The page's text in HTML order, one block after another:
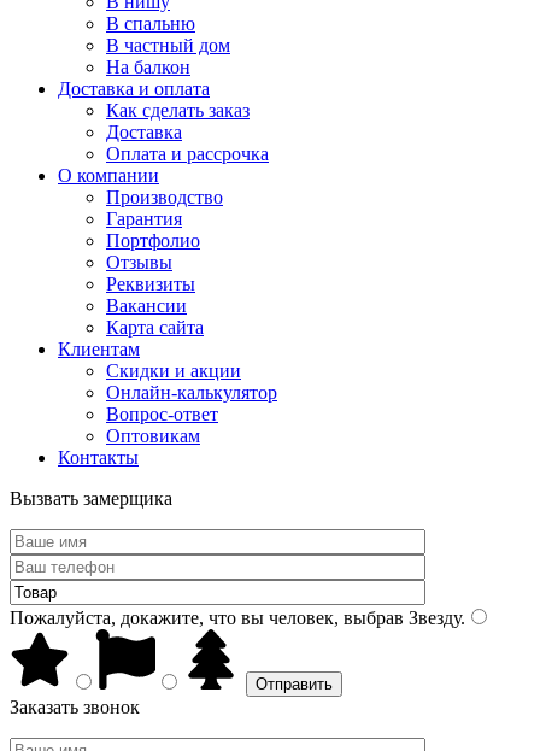
В спальню
В частный дом
На балкон
Доставка и оплата
Как сделать заказ
Доставка
Оплата и рассрочка
О компании
Производство
Гарантия
Портфолио
Отзывы
Реквизиты
Вакансии
Карта сайта
Клиентам
Скидки и акции
Онлайн-калькулятор
Вопрос-ответ
Оптовикам
Контакты
Вызвать замерщика
Пожалуйста, докажите, что вы человек, выбрав Звезду.
Заказать звонок